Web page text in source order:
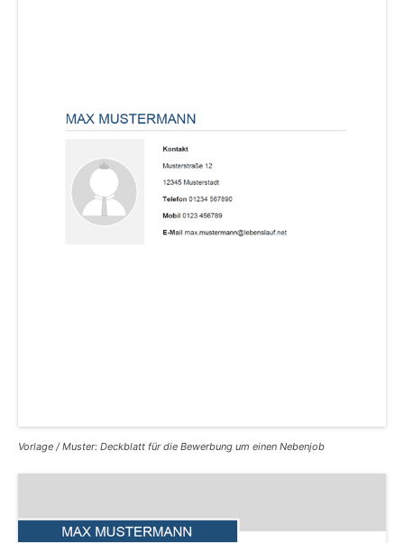
Vorlage / Muster: Deckblatt für die Bewerbung um einen Nebenjob